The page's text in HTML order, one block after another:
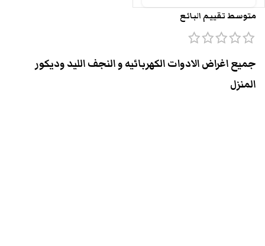
متوسط تقييم البائع
جميع اغراض الادوات الكهربائيه و النجف الليد وديكور
المنزل